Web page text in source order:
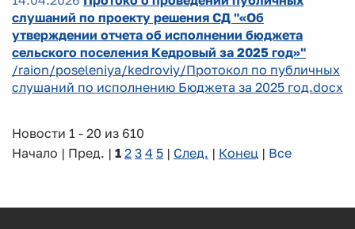
слушаний по проекту решения СД "«Об
утверждении отчета об исполнении бюджета
сельского поселения Кедровый за 2025 год»"
/raion/poseleniya/kedroviy/Протокол по публичных
слушаний по исполнению Бюджета за 2025 год.docx
Новости 1 - 20 из 610
Начало | Пред. | 1 2 3 4 5 | След. | Конец | Все